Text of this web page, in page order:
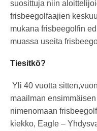
suosittuja niin
frisbeegolfaajien
mukana frisbeegolfin
muassa useita
Tiesitkö?
Yli 40 vuotta
maailman
nimenomaan
kiekko, Eagle –